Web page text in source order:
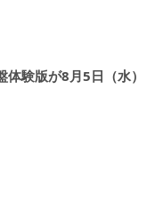
体験版が8月5日（水）